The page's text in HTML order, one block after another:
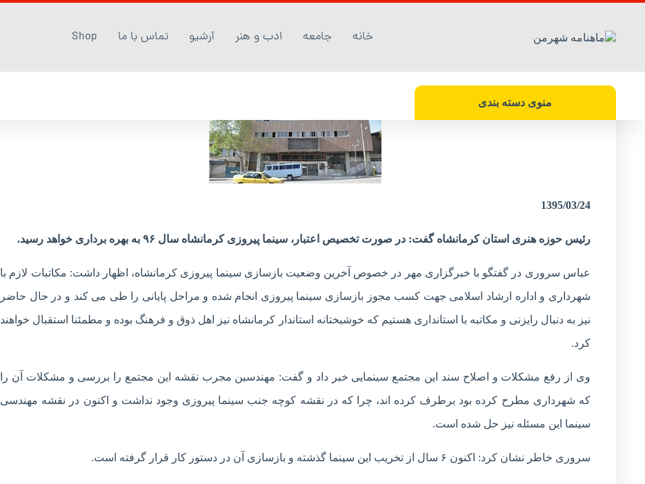
خانه جامعه ادب و هنر آرشیو تماس با ما Shop
منوی دسته بندی
1395/03/24
رئیس حوزه هنری استان کرمانشاه گفت: در صورت تخصیص اعتبار،‌ سینما پیروزی کرمانشاه سال ۹۶ به بهره برداری خواهد رسید.
عباس سروری در گفتگو با خبرگزاری مهر در خصوص آخرین وضعیت بازسازی سینما پیروزی کرمانشاه، اظهار داشت: مکاتبات لازم با
شهرداری و اداره ارشاد اسلامی جهت کسب مجوز بازسازی سینما پیروزی انجام شده و مراحل پایانی را طی می کند و در حال حاضر
نیز به دنبال رایزنی و مکاتبه با استانداری هستیم که خوشبختانه استاندار کرمانشاه نیز ‌اهل ذوق و فرهنگ بوده و مطمئنا استقبال خواهند
کرد.
وی از رفع مشکلات و اصلاح سند این مجتمع سینمایی خبر داد و گفت: مهندسین مجرب نقشه این مجتمع را بررسی و مشکلات آن را
که شهرداری مطرح کرده بود برطرف کرده اند، چرا که در نقشه کوچه جنب سینما پیروزی وجود نداشت و اکنون در نقشه مهندسی
سینما این مسئله نیز حل شده است.
سروری خاطر نشان کرد: اکنون ۶ سال از تخریب این سینما گذشته و بازسازی آن در دستور کار قرار گرفته است.